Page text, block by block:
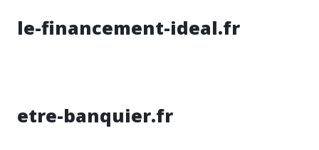
le-financement-ideal.fr
etre-banquier.fr